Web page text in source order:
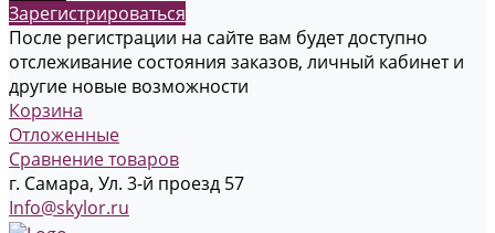
Зарегистрироваться
После регистрации на сайте вам будет доступно
отслеживание состояния заказов, личный кабинет и
другие новые возможности
Корзина
Отложенные
Сравнение товаров
г. Самара, Ул. 3-й проезд 57
Info@skylor.ru